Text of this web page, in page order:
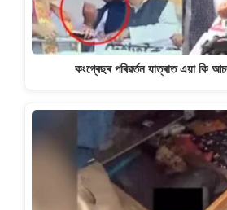
কংগ্ৰেছৰ পৰিৱৰ্তন যাত্ৰাত এয়া কি